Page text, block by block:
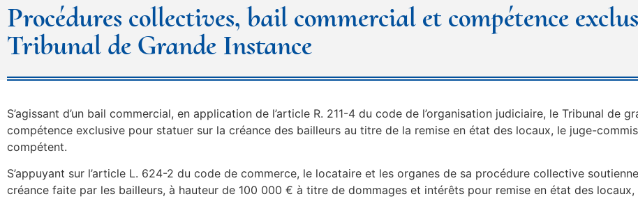
Procédures collectives, bail commercial et compétence
Tribunal de Grande Instance
S’agissant d’un bail commercial, en application de l’article R. 211-4 du code de l’organisation judiciaire, le Tribunal de
compétence exclusive pour statuer sur la créance des bailleurs au titre de la remise en état des locaux, le juge-
compétent.
S’appuyant sur l’article L. 624-2 du code de commerce, le locataire et les organes de sa procédure collective
créance faite par les bailleurs, à hauteur de 100 000 € à titre de dommages et intérêts pour remise en état des